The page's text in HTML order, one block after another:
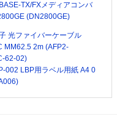
TX/FXメディアコンバ
(DN2800GE)
光ファイバーケーブル
MM62.5 2m (AFP2-
62-02)
002 LBP用ラベル用紙 A4 0